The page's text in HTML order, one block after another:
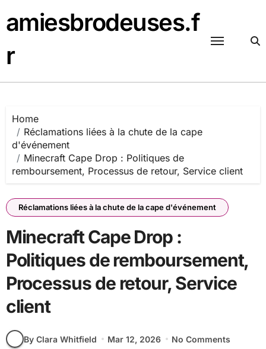
to
content
amiesbrodeuses.f
r
Home
Réclamations liées à la chute de la cape
d'événement
Minecraft Cape Drop : Politiques de
remboursement, Processus de retour, Service client
Réclamations liées à la chute de la cape d'événement
Minecraft Cape Drop :
Politiques de remboursement,
Processus de retour, Service
client
By Clara Whitfield Mar 12, 2026 No Comments